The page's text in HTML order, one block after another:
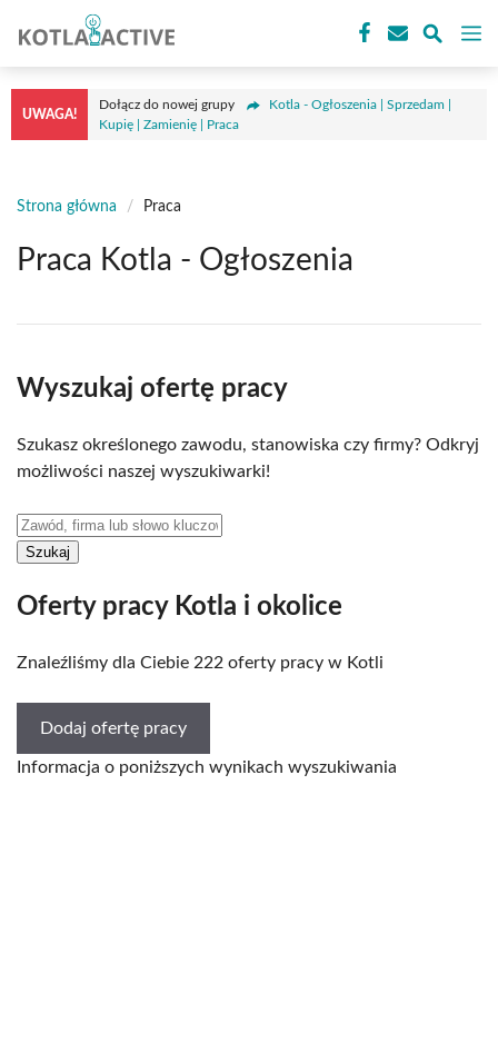
treści
UWAGA!
Dołącz do nowej grupy
Kotla - Ogłoszenia | Sprzedam |
Kupię | Zamienię | Praca
Strona główna / Praca
Praca Kotla - Ogłoszenia
Wyszukaj ofertę pracy
Szukasz określonego zawodu, stanowiska czy firmy? Odkryj
możliwości naszej wyszukiwarki!
Oferty pracy Kotla i okolice
Znaleźliśmy dla Ciebie 222 oferty pracy w Kotli
Dodaj ofertę pracy
Informacja o poniższych wynikach wyszukiwania